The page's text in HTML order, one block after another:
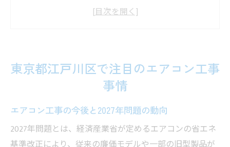
説
エアコン工事の予約状況と今後の見通し
2027年問題がもたらす価格変動の実態とは
エアコン工事の価格変動と2027年問題の影
響
東京都江戸川区で注目のエアコン工事
事情
エアコン工事の今後と2027年問題の動向
2027年問題とは、経済産業省が定めるエアコンの省エネ